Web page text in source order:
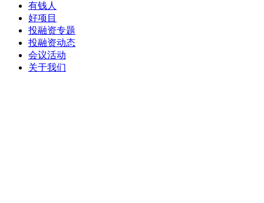
有钱人
好项目
投融资专题
投融资动态
会议活动
关于我们